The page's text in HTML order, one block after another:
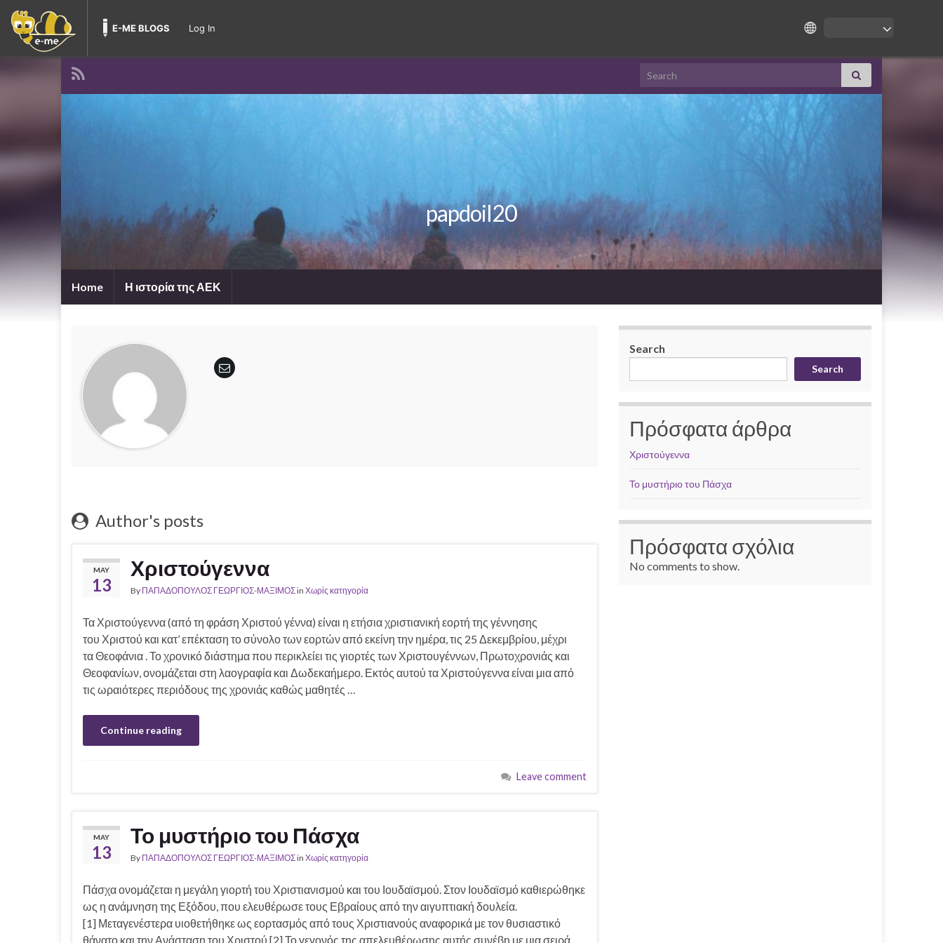
E-ME BLOGS Log In
Search for:
papdoil20
Home Η ιστορία της ΑΕΚ
Author's posts
MAY
13
Χριστούγεννα
By ΠΑΠΑΔΟΠΟΥΛΟΣ ΓΕΩΡΓΙΟΣ-ΜΑΞΙΜΟΣin Χωρίς κατηγορία
Τα Χριστούγεννα (από τη φράση Χριστού γέννα) είναι η ετήσια χριστιανική εορτή της γέννησης
του Χριστού και κατ’ επέκταση το σύνολο των εορτών από εκείνη την ημέρα, τις 25 Δεκεμβρίου, μέχρι
τα Θεοφάνια . Το χρονικό διάστημα που περικλείει τις γιορτές των Χριστουγέννων, Πρωτοχρονιάς και
Θεοφανίων, ονομάζεται στη λαογραφία και Δωδεκαήμερο. Εκτός αυτού τα Χριστούγεννα είναι μια από
τις ωραιότερες περιόδους της χρονιάς καθώς μαθητές …
Continue reading
Leave comment
MAY
13
Το μυστήριο του Πάσχα
By ΠΑΠΑΔΟΠΟΥΛΟΣ ΓΕΩΡΓΙΟΣ-ΜΑΞΙΜΟΣin Χωρίς κατηγορία
Πάσχα ονομάζεται η μεγάλη γιορτή του Χριστιανισμού και του Ιουδαϊσμού. Στον Ιουδαϊσμό καθιερώθηκε
ως η ανάμνηση της Εξόδου, που ελευθέρωσε τους Εβραίους από την αιγυπτιακή δουλεία.
[1] Μεταγενέστερα υιοθετήθηκε ως εορτασμός από τους Χριστιανούς αναφορικά με τον θυσιαστικό
θάνατο και την Ανάσταση του Χριστού.[2] Το γεγονός της απελευθέρωσης αυτής συνέβη με μια σειρά
Search
Search
Πρόσφατα άρθρα
Χριστούγεννα
Το μυστήριο του Πάσχα
Πρόσφατα σχόλια
No comments to show.